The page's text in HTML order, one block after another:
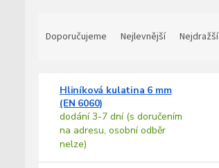
Doporučujeme Nejlevnější Nejdražší
Hliníková kulatina 6 mm
(EN 6060)
dodání 3-7 dní (s doručením
na adresu, osobní odběr
nelze)